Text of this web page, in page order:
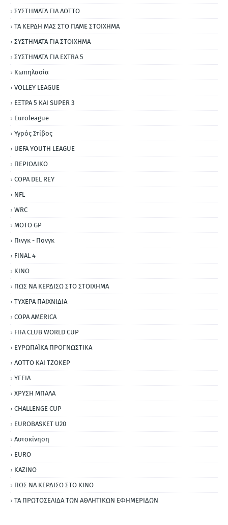
ΣΥΣΤΗΜΑΤΑ ΓΙΑ ΛΟΤΤΟ
ΤΑ ΚΕΡΔΗ ΜΑΣ ΣΤΟ ΠΑΜΕ ΣΤΟΙΧΗΜΑ
ΣΥΣΤΗΜΑΤΑ ΓΙΑ ΣΤΟΙΧΗΜΑ
ΣΥΣΤΗΜΑΤΑ ΓΙΑ ΕΧΤRΑ 5
Κωπηλασία
VOLLEY LEAGUE
ΕΞΤΡΑ 5 ΚΑΙ SUPER 3
Εuroleague
Υγρός Στίβος
UEFA YOUTH LEAGUE
ΠΕΡΙΟΔΙΚΟ
COPA DEL REY
NFL
WRC
MOTO GP
Πινγκ - Πονγκ
FINAL 4
ΚΙΝΟ
ΠΩΣ ΝΑ ΚΕΡΔΙΣΩ ΣΤΟ ΣΤΟΙΧΗΜΑ
ΤΥΧΕΡΑ ΠΑΙΧΝΙΔΙΑ
COPA AMERICA
FIFA CLUB WORLD CUP
ΕΥΡΩΠΑΪΚΑ ΠΡΟΓΝΩΣΤΙΚΑ
ΛΟΤΤΟ ΚΑΙ ΤΖΟΚΕΡ
ΥΓΕΙΑ
ΧΡΥΣΗ ΜΠΑΛΑ
CHALLENGE CUP
EUROBASKET U20
Αυτοκίνηση
ΕURO
ΚΑΖΙΝΟ
ΠΩΣ ΝΑ ΚΕΡΔΙΣΩ ΣΤΟ ΚΙΝΟ
ΤΑ ΠΡΩΤΟΣΕΛΙΔΑ ΤΩΝ ΑΘΛΗΤΙΚΩΝ ΕΦΗΜΕΡΙΔΩΝ